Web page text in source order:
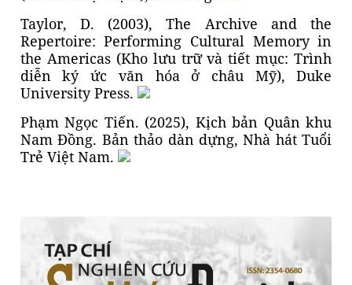
Taylor, D. (2003), The Archive and the
Repertoire: Performing Cultural Memory in
the Americas (Kho lưu trữ và tiết mục: Trình
diễn ký ức văn hóa ở châu Mỹ), Duke
University Press.
Phạm Ngọc Tiến. (2025), Kịch bản Quân khu
Nam Đồng. Bản thảo dàn dựng, Nhà hát Tuổi
Trẻ Việt Nam.